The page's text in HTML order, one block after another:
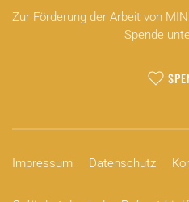
Zur Förderung der Arbeit von
Spende
Impressum Datenschutz